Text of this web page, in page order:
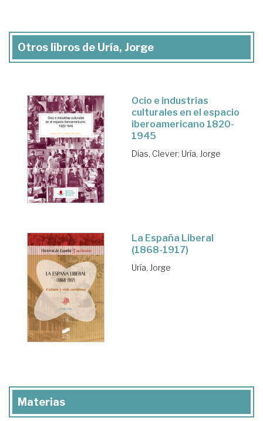
Otros libros de Uría, Jorge
Ocio e industrias
culturales en el espacio
iberoamericano 1820-
1945
Dias, Clever; Uría, Jorge
La España Liberal
(1868-1917)
Uría, Jorge
Materias